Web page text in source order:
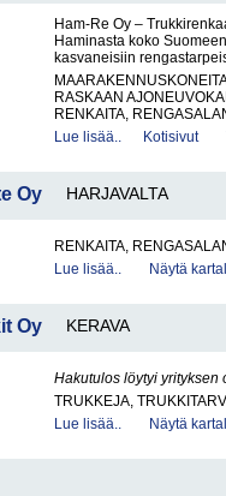
Ham-Re Oy –
Haminasta koko
kasvaneisiin
RASKAAN
RENKAITA,
Lue lisää..
Kotisivut
Oy HARJAVALTA
RENKAITA,
Lue lisää..
Näytä
Oy KERAVA
Hakutulos löytyi yrityksen
TRUKKEJA,
Lue lisää..
Näytä